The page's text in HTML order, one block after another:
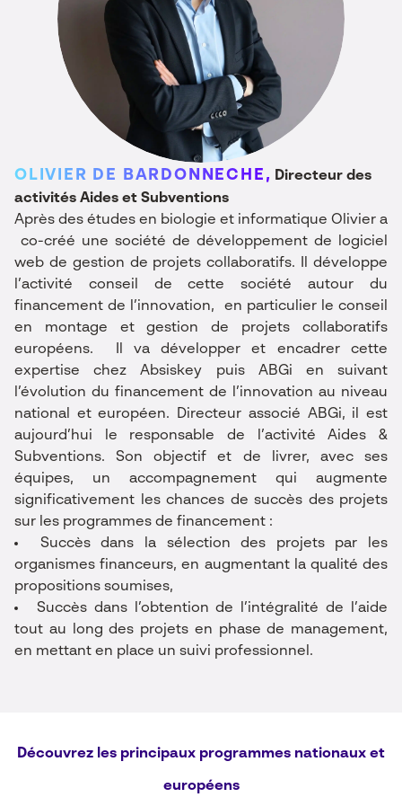
OLIVIER DE BARDONNECHE, Directeur des
activités Aides et Subventions
Après des études en biologie et informatique Olivier a
co-créé une société de développement de logiciel
web de gestion de projets collaboratifs. Il développe
l’activité conseil de cette société autour du
financement de l’innovation, en particulier le conseil
en montage et gestion de projets collaboratifs
européens. Il va développer et encadrer cette
expertise chez Absiskey puis ABGi en suivant
l’évolution du financement de l’innovation au niveau
national et européen. Directeur associé ABGi, il est
aujourd’hui le responsable de l’activité Aides &
Subventions. Son objectif et de livrer, avec ses
équipes, un accompagnement qui augmente
significativement les chances de succès des projets
sur les programmes de financement :
Succès dans la sélection des projets par les
organismes financeurs, en augmentant la qualité des
propositions soumises,
Succès dans l’obtention de l’intégralité de l’aide
tout au long des projets en phase de management,
en mettant en place un suivi professionnel.
Découvrez les principaux programmes nationaux et
européens